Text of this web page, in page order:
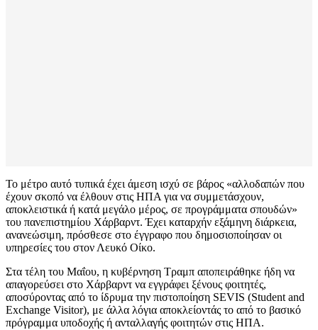
Το μέτρο αυτό τυπικά έχει άμεση ισχύ σε βάρος «αλλοδαπών που
έχουν σκοπό να έλθουν στις ΗΠΑ για να συμμετάσχουν,
αποκλειστικά ή κατά μεγάλο μέρος, σε προγράμματα σπουδών»
του πανεπιστημίου Χάρβαρντ. Έχει καταρχήν εξάμηνη διάρκεια,
ανανεώσιμη, πρόσθεσε στο έγγραφο που δημοσιοποίησαν οι
υπηρεσίες του στον Λευκό Οίκο.
Στα τέλη του Μαΐου, η κυβέρνηση Τραμπ αποπειράθηκε ήδη να
απαγορεύσει στο Χάρβαρντ να εγγράφει ξένους φοιτητές,
αποσύροντας από το ίδρυμα την πιστοποίηση SEVIS (Student and
Exchange Visitor), με άλλα λόγια αποκλείοντάς το από το βασικό
πρόγραμμα υποδοχής ή ανταλλαγής φοιτητών στις ΗΠΑ.